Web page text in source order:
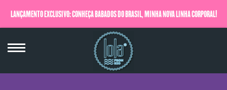
LANÇAMENTO EXCLUSIVO: CONHEÇA BABADOS DO BRASIL, MINHA NOVA LINHA CORPORAL!
QUERO SABER MAIS